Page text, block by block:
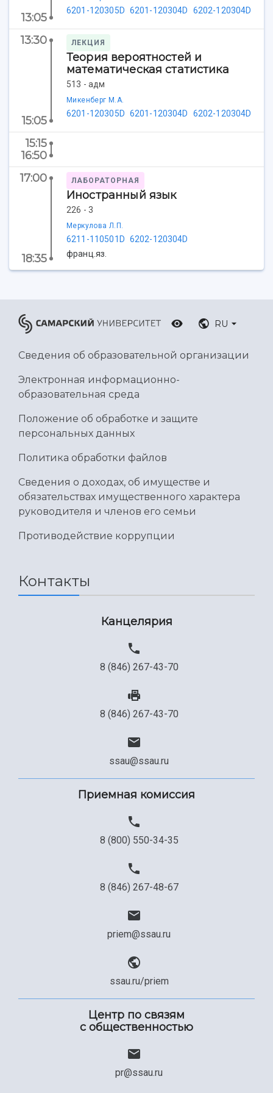
Центр истории авиационных двигателей
Умный дом бабочек
Международный межвузовский кампус
Сведения об образовательной организации
Официальные документы
13:05
6201-120305D 6201-120304D 6202-120304D
13:30
15:05
ЛЕКЦИЯ
Теория вероятностей и
математическая статистика
513 - адм
Микенберг М.А.
6201-120305D 6201-120304D 6202-120304D
15:15
16:50
17:00
18:35
ЛАБОРАТОРНАЯ
Иностранный язык
226 - 3
Меркулова Л.П.
6211-110501D 6202-120304D
франц.яз.
RU
Сведения об образовательной организации
Электронная информационно-
образовательная среда
Положение об обработке и защите
персональных данных
Политика обработки файлов
Сведения о доходах, об имуществе и
обязательствах имущественного характера
руководителя и членов его семьи
Противодействие коррупции
Контакты
Канцелярия
8 (846) 267-43-70
8 (846) 267-43-70
ssau@ssau.ru
Приемная комиссия
8 (800) 550-34-35
8 (846) 267-48-67
priem@ssau.ru
ssau.ru/priem
Центр по связям
с общественностью
pr@ssau.ru